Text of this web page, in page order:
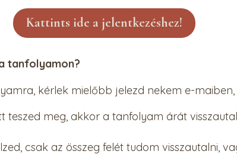
Kattints ide a jelentkezéshez!
tanfolyamon?
kérlek mielőbb jelezd nekem e-
meg, akkor a tanfolyam árát
csak az összeg felét tudom visszautalni,